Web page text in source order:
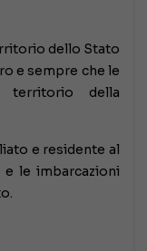
dello Stato
e sempre che le
territorio della
e residente al
le imbarcazioni